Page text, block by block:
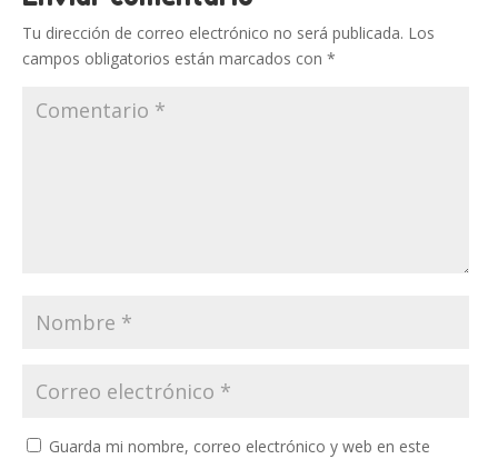
Tu dirección de correo electrónico no será publicada. Los
campos obligatorios están marcados con *
Guarda mi nombre, correo electrónico y web en este